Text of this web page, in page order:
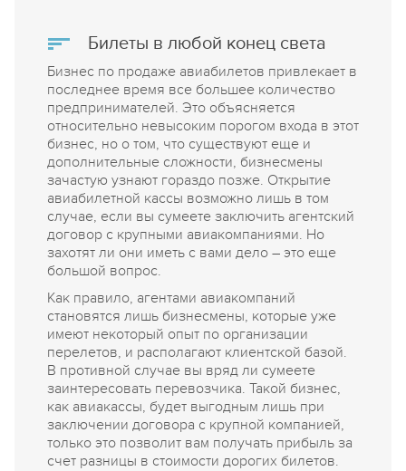
Билеты в любой конец света
Бизнес по продаже авиабилетов привлекает в
последнее время все большее количество
предпринимателей. Это объясняется
относительно невысоким порогом входа в этот
бизнес, но о том, что существуют еще и
дополнительные сложности, бизнесмены
зачастую узнают гораздо позже. Открытие
авиабилетной кассы возможно лишь в том
случае, если вы сумеете заключить агентский
договор с крупными авиакомпаниями. Но
захотят ли они иметь с вами дело – это еще
большой вопрос.
Как правило, агентами авиакомпаний
становятся лишь бизнесмены, которые уже
имеют некоторый опыт по организации
перелетов, и располагают клиентской базой.
В противной случае вы вряд ли сумеете
заинтересовать перевозчика. Такой бизнес,
как авиакассы, будет выгодным лишь при
заключении договора с крупной компанией,
только это позволит вам получать прибыль за
счет разницы в стоимости дорогих билетов.